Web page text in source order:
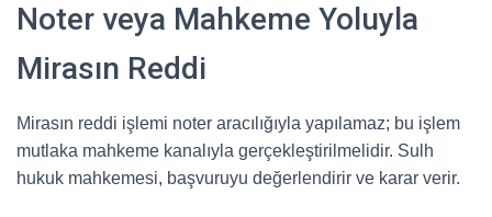
Noter veya Mahkeme Yoluyla
Mirasın Reddi
Mirasın reddi işlemi noter aracılığıyla yapılamaz; bu işlem
mutlaka mahkeme kanalıyla gerçekleştirilmelidir. Sulh
hukuk mahkemesi, başvuruyu değerlendirir ve karar verir.